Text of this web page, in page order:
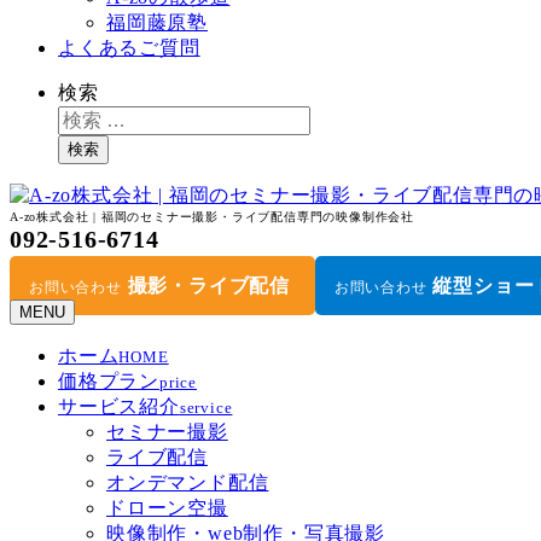
福岡藤原塾
よくあるご質問
検索
検索
A-zo株式会社 | 福岡のセミナー撮影・ライブ配信専門の映像制作会社
092-516-6714
お問い合わせ 撮影・ライブ配信 お問い合わせ 縦型ショー
MENU
ホームHOME
価格プランprice
サービス紹介service
セミナー撮影
ライブ配信
オンデマンド配信
ドローン空撮
映像制作・web制作・写真撮影